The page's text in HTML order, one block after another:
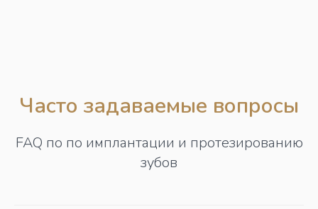
Часто задаваемые вопросы
FAQ по по имплантации и протезированию
зубов